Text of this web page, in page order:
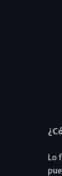
Lo